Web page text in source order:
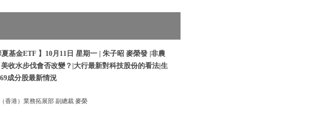
夏基金ETF 】10月11日 星期一 | 朱子昭 麥榮發 |非農
收水步伐會否改變？|大行最新對科技股份的看法|生
成分股最新情況
香港）業務拓展部 副總裁 麥榮